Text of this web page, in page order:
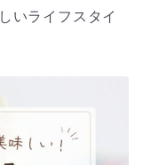
いライフスタイ